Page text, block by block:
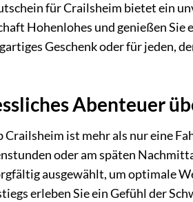
für Crailsheim bietet ein
Hohenlohes und genießen
Geschenk oder für jeden,
Abenteuer
ist mehr als nur eine
oder am späten
ausgewählt, um optimale
erleben Sie ein Gefühl der